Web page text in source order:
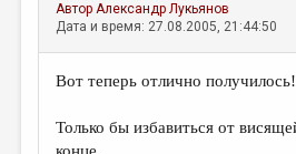
ВКОНТАКТЕ
АвторАлександр Лукьянов
Дата и время: 27.08.2005, 21:44:50
Вот теперь отлично получилось!
Только бы избавиться от